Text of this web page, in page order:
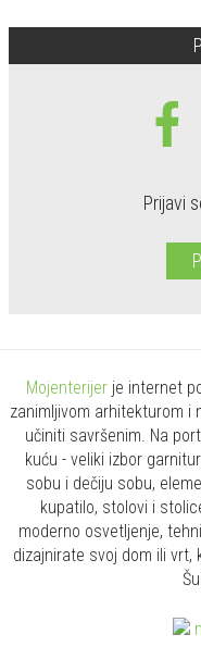
Prijavi
Mojenterijer je internet
zanimljivom arhitekturom i
učiniti savršenim. Na
kuću - veliki izbor
sobu i dečiju sobu,
kupatilo, stolovi i
moderno osvetljenje,
dizajnirate svoj dom ili vrt,